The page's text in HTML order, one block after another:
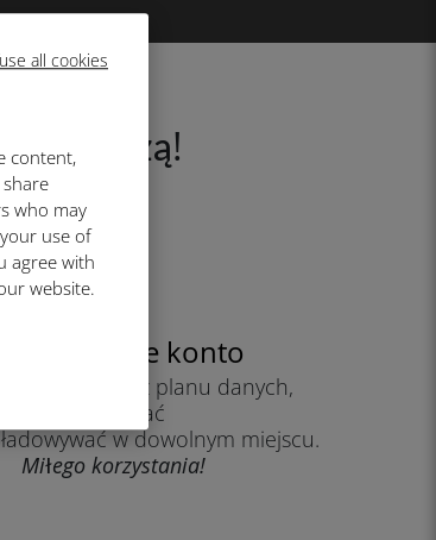
all cookies
content,
who may
use of
agree with
website.
podróżą!
Utwórz swoje konto
korzystać z planu danych,
sprawdzać
w dowolnym miejscu.
Miłego korzystania!